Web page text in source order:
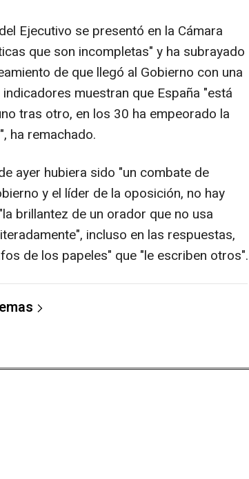
Ejecutivo se presentó en la Cámara
que son incompletas" y ha subrayado
de que llegó al Gobierno con una
muestran que España "está
tras otro, en los 30 ha empeorado la
ha remachado.
ayer hubiera sido "un combate de
y el líder de la oposición, no hay
brillantez de un orador que no usa
incluso en las respuestas,
de los papeles" que "le escriben otros".